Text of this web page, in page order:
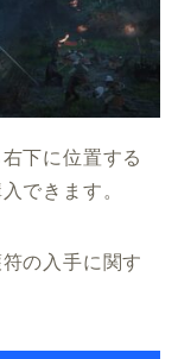
下に位置する
できます。
の入手に関す